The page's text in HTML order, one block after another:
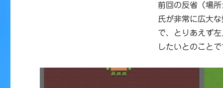
前回の反省（場
氏が非常に広大
で、とりあえず
したいとのこと